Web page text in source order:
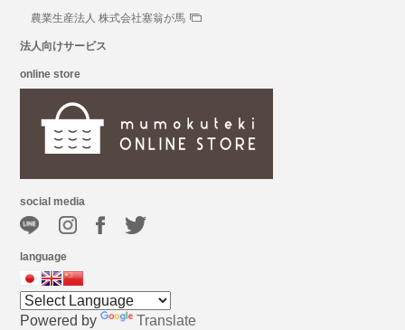
農業生産法人 株式会社塞翁が馬
法人向けサービス
online store
social media
language
Powered by Translate